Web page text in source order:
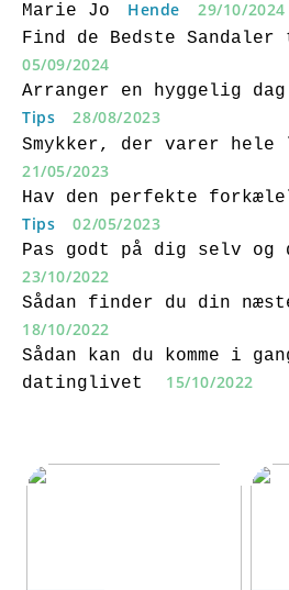
Marie Jo
Hende 29/10/2024
Find de Bedste
05/09/2024
Arranger en hyggelig
Tips 28/08/2023
Smykker, der varer
21/05/2023
Hav den perfekte
Tips 02/05/2023
Pas godt på dig selv og
23/10/2022
Sådan finder du din
18/10/2022
Sådan kan du komme i
datinglivet
15/10/2022